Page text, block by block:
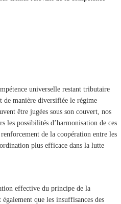
universelle restant tributaire
de manière diversifiée le régime
être jugées sous son couvert, nos
les possibilités d’harmonisation de ces
de la coopération entre les
plus efficace dans la lutte
effective du principe de la
que les insuffisances des